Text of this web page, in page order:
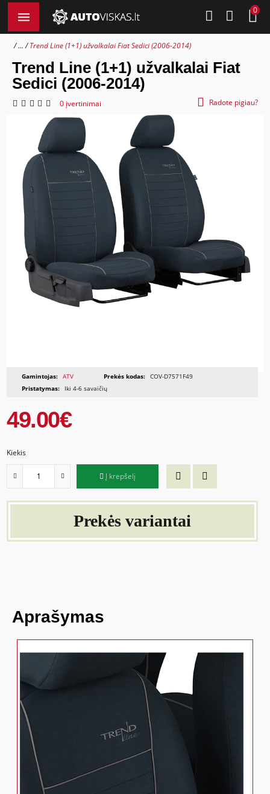
0
... Trend Line (1+1) užvalkalai Fiat Sedici (2006-2014)
Trend Line (1+1) užvalkalai Fiat
Sedici (2006-2014)
0 įvertinimai Radote pigiau?
Gamintojas: ATV Prekės kodas: COV-D7571F49
Pristatymas:
Iki 4-6 savaičių
49.00€
Kiekis
Į krepšelį
Prekės variantai
Aprašymas